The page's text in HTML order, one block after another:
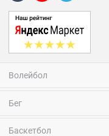
Волейбол
Бег
Баскетбол